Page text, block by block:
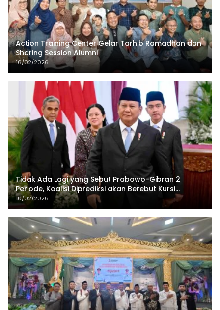
Action Training Center Gelar Tarhib Ramadhan dan
Sharing Session Alumni
16/02/2026
Tidak Ada Lagi yang Sebut Prabowo-Gibran 2
Periode, Koalisi Diprediksi akan Berebut Kursi
Cawapres di 2029
10/02/2026